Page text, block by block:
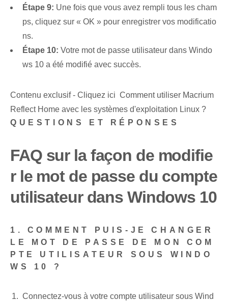
Étape 9: Une fois que vous avez rempli tous les cham
ps, cliquez sur « OK » pour enregistrer vos modificatio
ns.
Étape 10: Votre mot de passe utilisateur dans Windo
ws 10 a été modifié avec succès.
Contenu exclusif - Cliquez ici Comment utiliser Macrium
Reflect Home avec les systèmes d'exploitation Linux ?
QUESTIONS ET RÉPONSES
FAQ sur la façon de modifie
r le mot de passe du compte
utilisateur dans Windows 10
1. COMMENT PUIS-JE CHANGER
LE MOT DE PASSE DE MON COM
PTE UTILISATEUR SOUS WINDO
WS 10 ?
Connectez-vous à votre compte utilisateur sous Wind